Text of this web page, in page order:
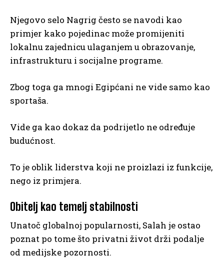
Njegovo selo Nagrig često se navodi kao
primjer kako pojedinac može promijeniti
lokalnu zajednicu ulaganjem u obrazovanje,
infrastrukturu i socijalne programe.
Zbog toga ga mnogi Egipćani ne vide samo kao
sportaša.
Vide ga kao dokaz da podrijetlo ne određuje
budućnost.
To je oblik liderstva koji ne proizlazi iz funkcije,
nego iz primjera.
Obitelj kao temelj stabilnosti
Unatoč globalnoj popularnosti, Salah je ostao
poznat po tome što privatni život drži podalje
od medijske pozornosti.